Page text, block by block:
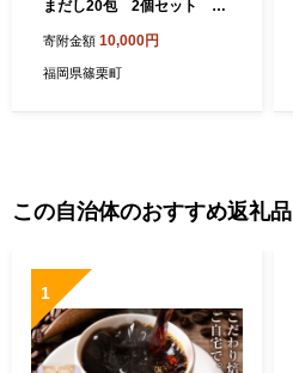
まだし20包 2個セット AZ
寄附金額 10,000円
福岡県篠栗町
この自治体のおすすめ返礼品
1